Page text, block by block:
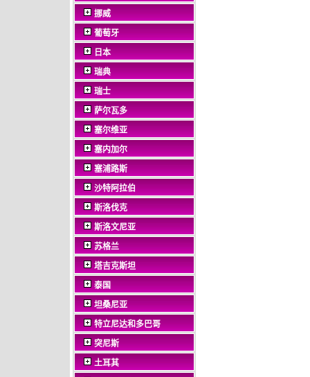
挪威
葡萄牙
日本
瑞典
瑞士
萨尔瓦多
塞尔维亚
塞内加尔
塞浦路斯
沙特阿拉伯
斯洛伐克
斯洛文尼亚
苏格兰
塔吉克斯坦
泰国
坦桑尼亚
特立尼达和多巴哥
突尼斯
土耳其